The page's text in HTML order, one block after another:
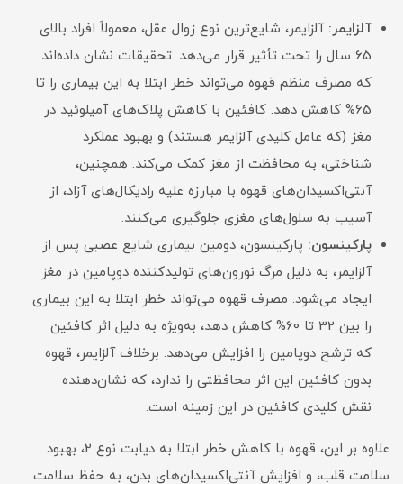
آلزایمر: آلزایمر، شایع‌ترین نوع زوال عقل، معمولاً افراد بالای
65 سال را تحت تأثیر قرار می‌دهد. تحقیقات نشان داده‌اند
که مصرف منظم قهوه می‌تواند خطر ابتلا به این بیماری را تا
65% کاهش دهد. کافئین با کاهش پلاک‌های آمیلوئید در
مغز (که عامل کلیدی آلزایمر هستند) و بهبود عملکرد
شناختی، به محافظت از مغز کمک می‌کند. همچنین،
آنتی‌اکسیدان‌های قهوه با مبارزه علیه رادیکال‌های آزاد، از
آسیب به سلول‌های مغزی جلوگیری می‌کنند.
پارکینسون: پارکینسون، دومین بیماری شایع عصبی پس از
آلزایمر، به دلیل مرگ نورون‌های تولیدکننده دوپامین در مغز
ایجاد می‌شود. مصرف قهوه می‌تواند خطر ابتلا به این بیماری
را بین 32 تا 60% کاهش دهد، به‌ویژه به دلیل اثر کافئین
که ترشح دوپامین را افزایش می‌دهد. برخلاف آلزایمر، قهوه
بدون کافئین این اثر محافظتی را ندارد، که نشان‌دهنده
نقش کلیدی کافئین در این زمینه است.
علاوه بر این، قهوه با کاهش خطر ابتلا به دیابت نوع 2، بهبود
سلامت قلب، و افزایش آنتی‌اکسیدان‌های بدن، به حفظ سلامت